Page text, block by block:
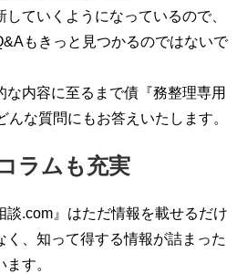
ていくようになっているので、
もきっと見つかるのではないで
内容に至るまで債『務整理専用
んな質問にもお答えいたします。
ラムも充実
談.com』はただ情報を載せるだけ
く、知って得する情報が詰まった
す。